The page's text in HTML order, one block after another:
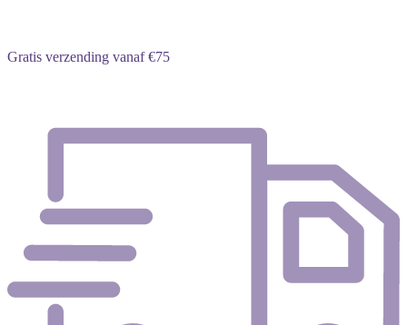
Gratis verzending vanaf €75